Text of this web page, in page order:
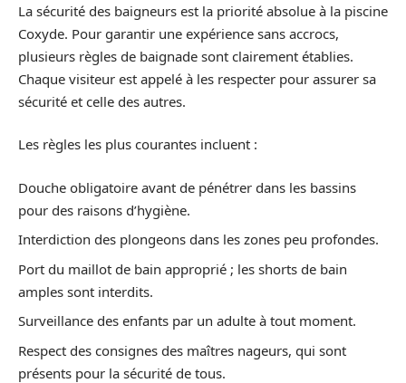
La sécurité des baigneurs est la priorité absolue à la piscine
Coxyde. Pour garantir une expérience sans accrocs,
plusieurs règles de baignade sont clairement établies.
Chaque visiteur est appelé à les respecter pour assurer sa
sécurité et celle des autres.
Les règles les plus courantes incluent :
Douche obligatoire avant de pénétrer dans les bassins
pour des raisons d’hygiène.
Interdiction des plongeons dans les zones peu profondes.
Port du maillot de bain approprié ; les shorts de bain
amples sont interdits.
Surveillance des enfants par un adulte à tout moment.
Respect des consignes des maîtres nageurs, qui sont
présents pour la sécurité de tous.